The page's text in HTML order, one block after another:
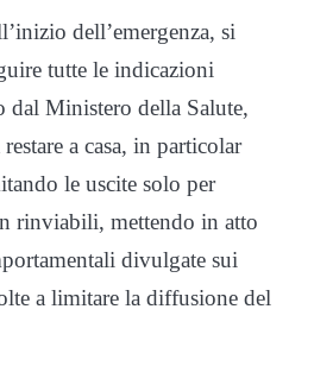
dell’emergenza, si
tutte le indicazioni
dal Ministero della Salute,
a casa, in particolar
le uscite solo per
rinviabili, mettendo in atto
divulgate sui
a limitare la diffusione del